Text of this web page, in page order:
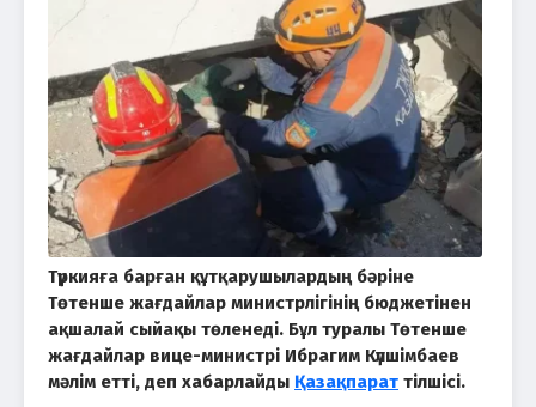
Түркияға барған құтқарушылардың бәріне
Төтенше жағдайлар министрлігінің бюджетінен
ақшалай сыйақы төленеді. Бұл туралы Төтенше
жағдайлар вице-министрі Ибрагим Күлшімбаев
мәлім етті, деп хабарлайды Қазақпарат тілшісі.